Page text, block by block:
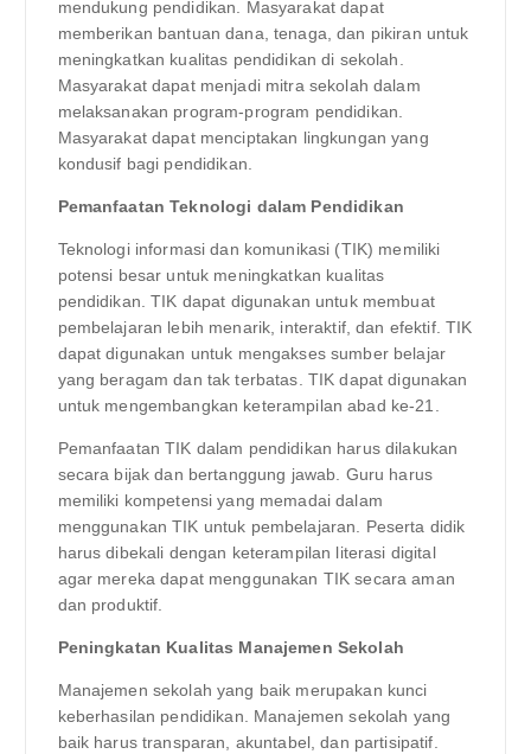
mendukung pendidikan. Masyarakat dapat
memberikan bantuan dana, tenaga, dan pikiran untuk
meningkatkan kualitas pendidikan di sekolah.
Masyarakat dapat menjadi mitra sekolah dalam
melaksanakan program-program pendidikan.
Masyarakat dapat menciptakan lingkungan yang
kondusif bagi pendidikan.
Pemanfaatan Teknologi dalam Pendidikan
Teknologi informasi dan komunikasi (TIK) memiliki
potensi besar untuk meningkatkan kualitas
pendidikan. TIK dapat digunakan untuk membuat
pembelajaran lebih menarik, interaktif, dan efektif. TIK
dapat digunakan untuk mengakses sumber belajar
yang beragam dan tak terbatas. TIK dapat digunakan
untuk mengembangkan keterampilan abad ke-21.
Pemanfaatan TIK dalam pendidikan harus dilakukan
secara bijak dan bertanggung jawab. Guru harus
memiliki kompetensi yang memadai dalam
menggunakan TIK untuk pembelajaran. Peserta didik
harus dibekali dengan keterampilan literasi digital
agar mereka dapat menggunakan TIK secara aman
dan produktif.
Peningkatan Kualitas Manajemen Sekolah
Manajemen sekolah yang baik merupakan kunci
keberhasilan pendidikan. Manajemen sekolah yang
baik harus transparan, akuntabel, dan partisipatif.